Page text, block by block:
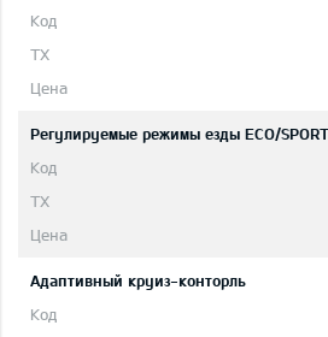
Регулируемые режимы езды ECO/
Адаптивный круиз-конторль